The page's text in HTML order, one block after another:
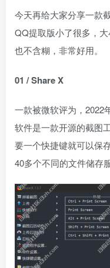
今天再给大家分享一款
QQ提取版小了很多，
也不含糊，非常好用。
01 / Share X
一款被微软评为，2022
软件是一款开源的截图
要一个快捷键就可以保
40多个不同的文件储存